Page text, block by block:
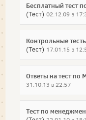
Бесплатный тест
(Тест) 02.12.09 в
Контрольные
(Тест) 17.01.15 в
Ответы на тест по
31.10.13 в 22:57
Тест по